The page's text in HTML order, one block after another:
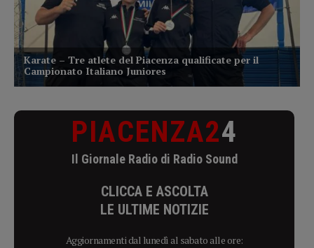
PIACENZA24
Il Giornale Radio di Radio Sound
CLICCA E ASCOLTA
LE ULTIME NOTIZIE
Aggiornamenti dal lunedì al sabato alle ore: